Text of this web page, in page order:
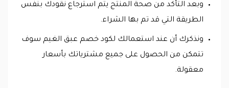
وبعد التأكد من صحة المنتج يتم استرجاع نقودك بنفس
الطريقة التي قد تم بها الشراء.
ونذكرك أن عند استعمالك لكود خصم عبق الغيم سوف
تتمكن من الحصول على جميع مشترياتك بأسعار
معقولة.